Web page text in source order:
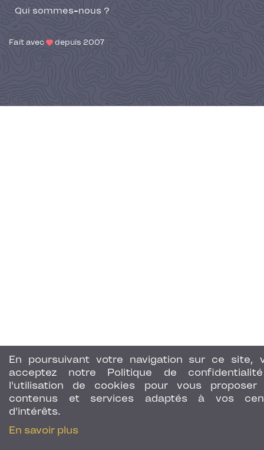
En poursuivant votre navigation sur ce site,
acceptez notre Politique de
l'utilisation de cookies pour vous proposer
contenus et services adaptés à vos
d'intérêts.
En savoir plus
Qui sommes-nous ?
Fait avec depuis 2007